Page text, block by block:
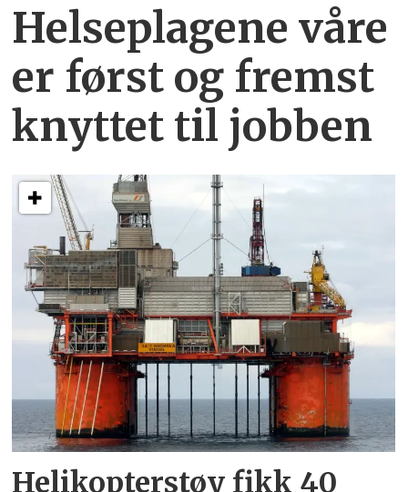
Helseplagene våre
er først og fremst
knyttet til jobben
Helikopterstøy fikk 40